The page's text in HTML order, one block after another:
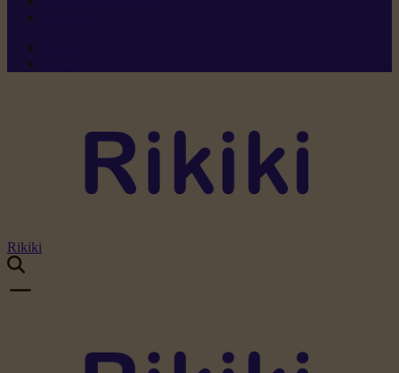
Rikiki